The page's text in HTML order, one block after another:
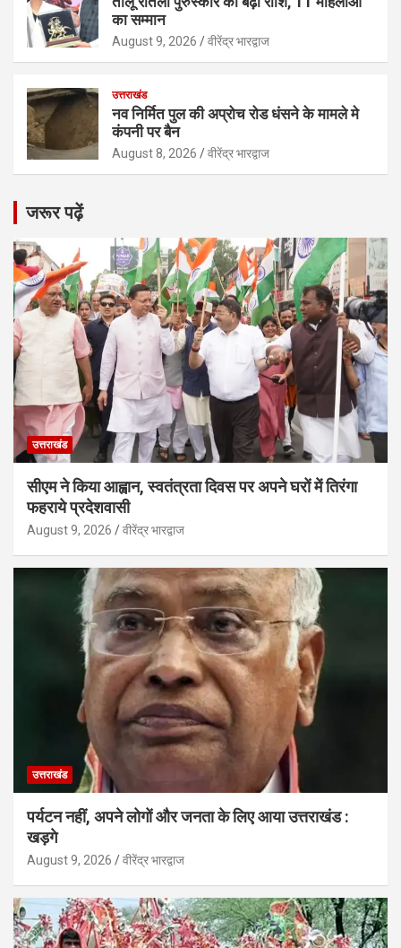
का सम्मान
August 9, 2026 वीरेंद्र भारद्वाज
उत्तराखंड
नव निर्मित पुल की अप्रोच रोड धंसने के मामले मे
कंपनी पर बैन
August 8, 2026 वीरेंद्र भारद्वाज
जरूर पढ़ें
उत्तराखंड
सीएम ने किया आह्वान, स्वतंत्रता दिवस पर अपने घरों में तिरंगा
फहराये प्रदेशवासी
August 9, 2026 वीरेंद्र भारद्वाज
उत्तराखंड
पर्यटन नहीं, अपने लोगों और जनता के लिए आया उत्तराखंड :
खड़गे
August 9, 2026 वीरेंद्र भारद्वाज